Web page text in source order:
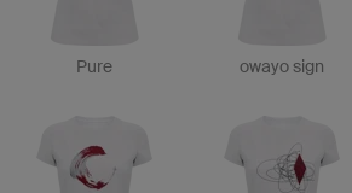
Pure owayo sign